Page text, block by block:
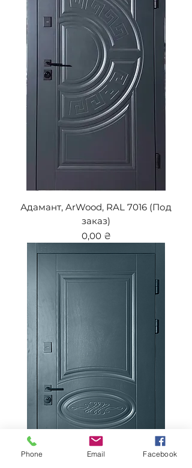
Адамант, ArWood, RAL 7016 (Под
заказ)
Цена
0,00 ₴
Phone Email Facebook